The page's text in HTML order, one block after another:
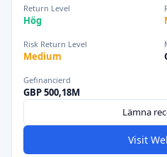
Return Level
Hög
Risk Return Level
Medium
Gefinancierd
GBP 500,18M
Lämna
Visit